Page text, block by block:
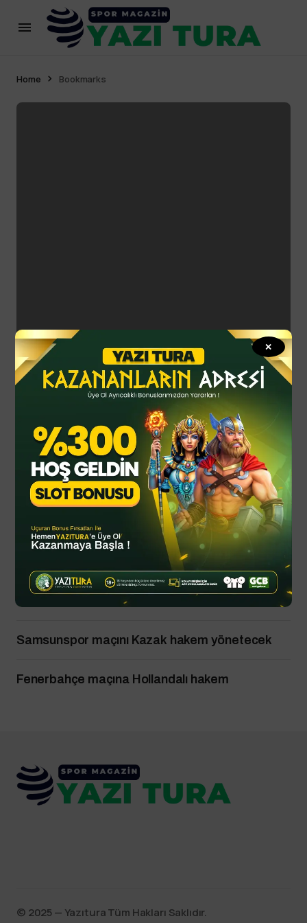
✕
Home Bookmarks
Bookmarks
Son haberler
Casuslukla suçlamıştı: Başakşehir’den Erol
Bulut’a yanıt
Kariyeri bitti derken CAS’tan milli sporcuya
müjde geldi: Yeniden mindere çıkacak
Trabzonspor’dan Stefan Savic’in sağlık
durumuyla ilgili açıklama
Samsunspor maçını Kazak hakem yönetecek
Fenerbahçe maçına Hollandalı hakem
©️ 2025 — Yazıtura Tüm Hakları Saklıdır.